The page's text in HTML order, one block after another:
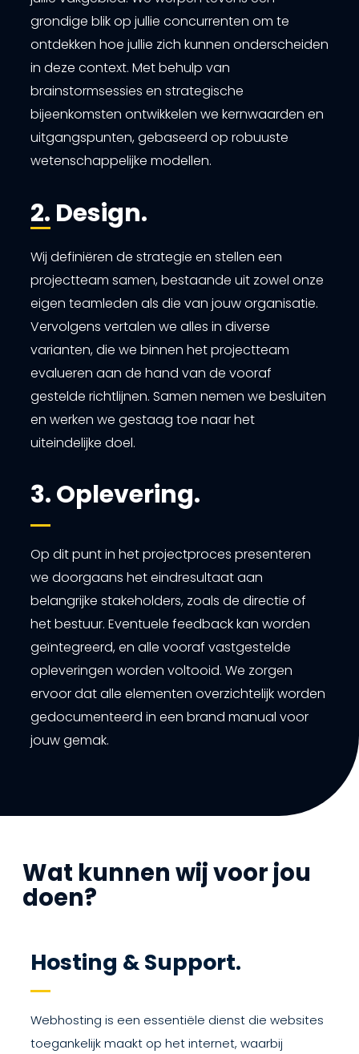
grondige blik op jullie concurrenten om te
ontdekken hoe jullie zich kunnen onderscheiden
in deze context. Met behulp van
brainstormsessies en strategische
bijeenkomsten ontwikkelen we kernwaarden en
uitgangspunten, gebaseerd op robuuste
wetenschappelijke modellen.
2. Design.
Wij definiëren de strategie en stellen een
projectteam samen, bestaande uit zowel onze
eigen teamleden als die van jouw organisatie.
Vervolgens vertalen we alles in diverse
varianten, die we binnen het projectteam
evalueren aan de hand van de vooraf
gestelde richtlijnen. Samen nemen we besluiten
en werken we gestaag toe naar het
uiteindelijke doel.
3. Oplevering.
Op dit punt in het projectproces presenteren
we doorgaans het eindresultaat aan
belangrijke stakeholders, zoals de directie of
het bestuur. Eventuele feedback kan worden
geïntegreerd, en alle vooraf vastgestelde
opleveringen worden voltooid. We zorgen
ervoor dat alle elementen overzichtelijk worden
gedocumenteerd in een brand manual voor
jouw gemak.
Wat kunnen wij voor jou
doen?
Hosting & Support.
Webhosting is een essentiële dienst die websites
toegankelijk maakt op het internet, waarbij